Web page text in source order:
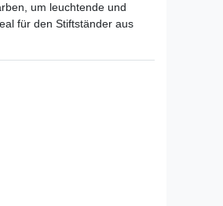
um leuchtende und
für den Stiftständer aus